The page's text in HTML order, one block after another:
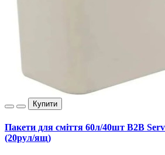
Купити
Пакети для сміття 60л/40шт B2B
(20рул/ящ)